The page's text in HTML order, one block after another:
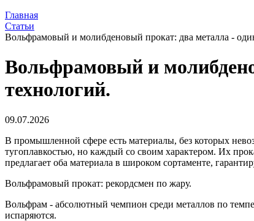
Главная
Статьи
Вольфрамовый и молибденовый прокат: два металла -
Вольфрамовый и
технологий.
09.07.2026
В промышленной сфере есть материалы, без которых
тугоплавкостью, но каждый со своим характером. Их
предлагает оба материала в широком сортаменте,
Вольфрамовый прокат: рекордсмен по жару.
Вольфрам - абсолютный чемпион среди металлов по
испаряются.